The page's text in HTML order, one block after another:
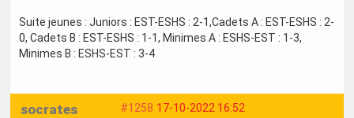
Suite jeunes : Juniors : EST-ESHS : 2-1,Cadets A : EST-ESHS : 2-
0, Cadets B : EST-ESHS : 1-1, Minimes A : ESHS-EST : 1-3,
Minimes B : ESHS-EST : 3-4
#1258 17-10-2022 16:52
socrates